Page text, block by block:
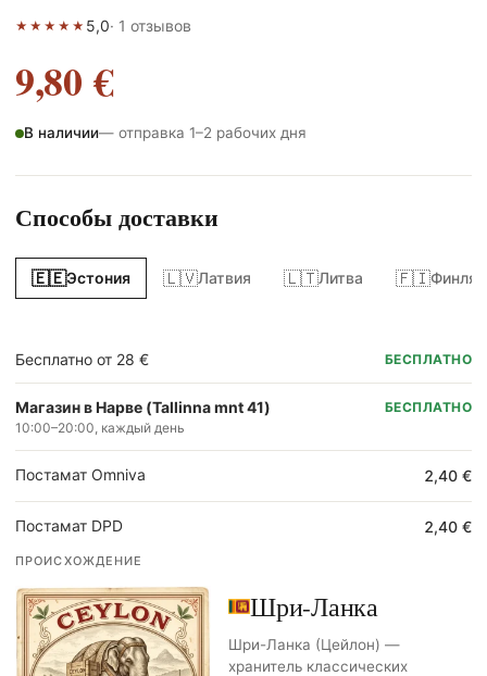
ПРОИСХОЖДЕНИЕ
Шри-Ланка
Шри-Ланка (Цейлон) —
хранитель классических
★ ★ ★ ★ ★ 5,0· 1 отзывов
9,80€
В наличии— отправка 1–2 рабочих дня
Способы доставки
🇪🇪Эстония 🇱🇻Латвия 🇱🇹Литва 🇫🇮
Бесплатно от 28 € БЕСПЛАТНО
Магазин в Нарве (Tallinna mnt 41)
10:00–20:00, каждый день
БЕСПЛАТНО
Постамат Omniva 2,40 €
Постамат DPD 2,40 €